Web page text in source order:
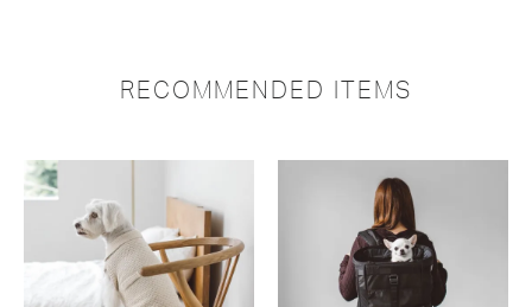
RECOMMENDED ITEMS